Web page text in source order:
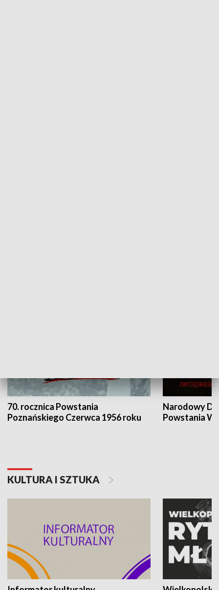
70. rocznica Powstania
Poznańskiego Czerwca 1956 roku
Narodowy
Powstania
KULTURA I SZTUKA